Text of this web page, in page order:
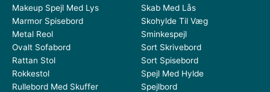
Makeup Spejl Med Lys
Marmor Spisebord
Metal Reol
Ovalt Sofabord
Rattan Stol
Rokkestol
Rullebord Med Skuffer
Skab Med Lås
Skohylde Til Væg
Sminkespejl
Sort Skrivebord
Sort Spisebord
Spejl Med Hylde
Spejlbord